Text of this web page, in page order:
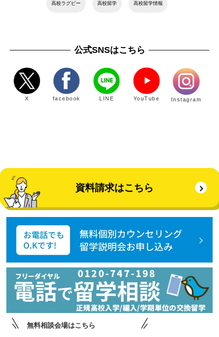
高校ラグビー 高校留学 高校留学情報
公式SNSはこちら
X facebook LINE YouTube Instagram
資料請求はこちら
無料相談会場はこちら